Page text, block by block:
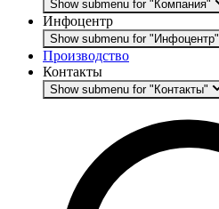
Show submenu for "Компания"
Инфоцентр
Show submenu for "Инфоцентр"
Производство
Контакты
Show submenu for "Контакты"